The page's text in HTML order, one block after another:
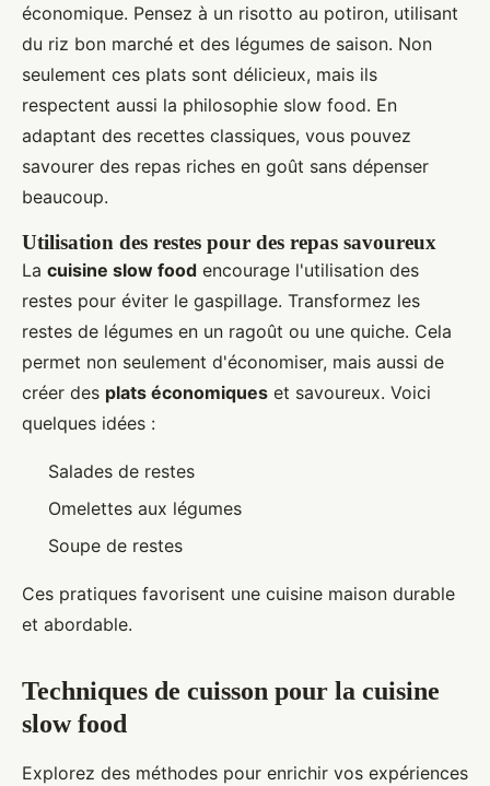
économique. Pensez à un risotto au potiron, utilisant
du riz bon marché et des légumes de saison. Non
seulement ces plats sont délicieux, mais ils
respectent aussi la philosophie slow food. En
adaptant des recettes classiques, vous pouvez
savourer des repas riches en goût sans dépenser
beaucoup.
Utilisation des restes pour des repas savoureux
La cuisine slow food encourage l'utilisation des
restes pour éviter le gaspillage. Transformez les
restes de légumes en un ragoût ou une quiche. Cela
permet non seulement d'économiser, mais aussi de
créer des plats économiques et savoureux. Voici
quelques idées :
Salades de restes
Omelettes aux légumes
Soupe de restes
Ces pratiques favorisent une cuisine maison durable
et abordable.
Techniques de cuisson pour la cuisine
slow food
Explorez des méthodes pour enrichir vos expériences